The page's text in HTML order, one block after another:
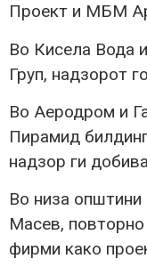
Проект и МБМ
Во Кисела Вода
Груп, надзорот
Во Аеродром и
Пирамид
надзор ги
Во низа општини
Масев, повторно
фирми како